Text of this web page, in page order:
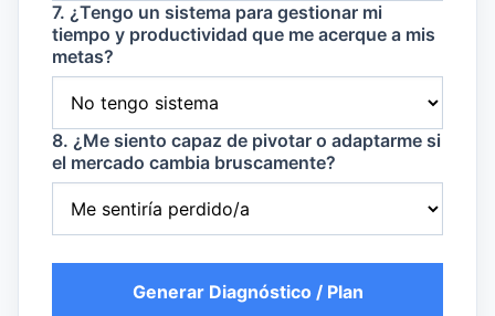
7. ¿Tengo un sistema para gestionar mi
tiempo y productividad que me acerque a mis
metas?
8. ¿Me siento capaz de pivotar o adaptarme si
el mercado cambia bruscamente?
Generar Diagnóstico / Plan